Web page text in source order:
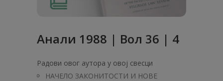
Анaли 1988 | Вол 36 | 4
Радови овог аутора у овој свесци
НАЧЕЛО ЗАКОНИТОСТИ И НОВЕ